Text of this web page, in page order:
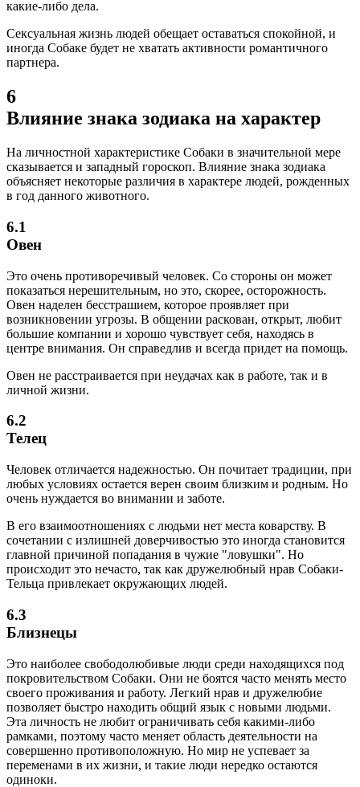
какие-либо дела.
Сексуальная жизнь людей обещает оставаться спокойной, и
иногда Собаке будет не хватать активности романтичного
партнера.
6
Влияние знака зодиака на характер
На личностной характеристике Собаки в значительной мере
сказывается и западный гороскоп. Влияние знака зодиака
объясняет некоторые различия в характере людей, рожденных
в год данного животного.
6.1
Овен
Это очень противоречивый человек. Со стороны он может
показаться нерешительным, но это, скорее, осторожность.
Овен наделен бесстрашием, которое проявляет при
возникновении угрозы. В общении раскован, открыт, любит
большие компании и хорошо чувствует себя, находясь в
центре внимания. Он справедлив и всегда придет на помощь.
Овен не расстраивается при неудачах как в работе, так и в
личной жизни.
6.2
Телец
Человек отличается надежностью. Он почитает традиции, при
любых условиях остается верен своим близким и родным. Но
очень нуждается во внимании и заботе.
В его взаимоотношениях с людьми нет места коварству. В
сочетании с излишней доверчивостью это иногда становится
главной причиной попадания в чужие "ловушки". Но
происходит это нечасто, так как дружелюбный нрав Собаки-
Тельца привлекает окружающих людей.
6.3
Близнецы
Это наиболее свободолюбивые люди среди находящихся под
покровительством Собаки. Они не боятся часто менять место
своего проживания и работу. Легкий нрав и дружелюбие
позволяет быстро находить общий язык с новыми людьми.
Эта личность не любит ограничивать себя какими-либо
рамками, поэтому часто меняет область деятельности на
совершенно противоположную. Но мир не успевает за
переменами в их жизни, и такие люди нередко остаются
одиноки.